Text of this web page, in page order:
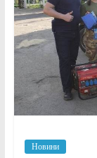
Новини